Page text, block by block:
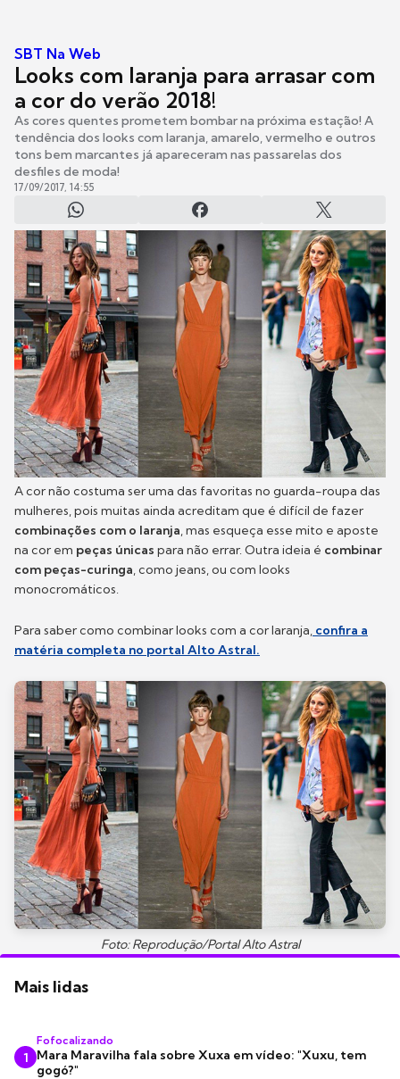
SBT Na Web
Looks com laranja para arrasar com
a cor do verão 2018!
As cores quentes prometem bombar na próxima estação! A
tendência dos looks com laranja, amarelo, vermelho e outros
tons bem marcantes já apareceram nas passarelas dos
desfiles de moda!
17/09/2017, 14:55
A cor não costuma ser uma das favoritas no guarda-roupa das
mulheres, pois muitas ainda acreditam que é difícil de fazer
combinações com o laranja, mas esqueça esse mito e aposte
na cor em peças únicas para não errar. Outra ideia é combinar
com peças-curinga, como jeans, ou com looks
monocromáticos.
Para saber como combinar looks com a cor laranja, confira a
matéria completa no portal Alto Astral.
Foto: Reprodução/Portal Alto Astral
Mais lidas
1
Fofocalizando
Mara Maravilha fala sobre Xuxa em vídeo: "Xuxu, tem
gogó?"